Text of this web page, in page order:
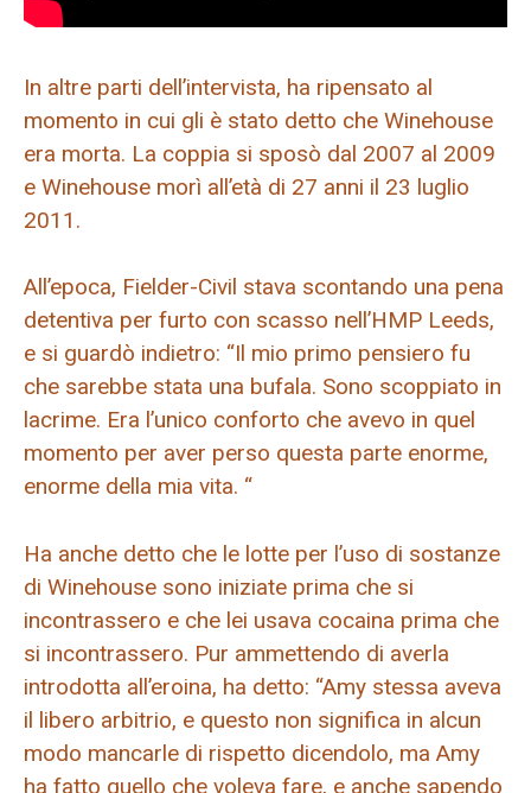
In altre parti dell’intervista, ha ripensato al
momento in cui gli è stato detto che Winehouse
era morta. La coppia si sposò dal 2007 al 2009
e Winehouse morì all’età di 27 anni il 23 luglio
2011.
All’epoca, Fielder-Civil stava scontando una pena
detentiva per furto con scasso nell’HMP Leeds,
e si guardò indietro: “Il mio primo pensiero fu
che sarebbe stata una bufala. Sono scoppiato in
lacrime. Era l’unico conforto che avevo in quel
momento per aver perso questa parte enorme,
enorme della mia vita. “
Ha anche detto che le lotte per l’uso di sostanze
di Winehouse sono iniziate prima che si
incontrassero e che lei usava cocaina prima che
si incontrassero. Pur ammettendo di averla
introdotta all’eroina, ha detto: “Amy stessa aveva
il libero arbitrio, e questo non significa in alcun
modo mancarle di rispetto dicendolo, ma Amy
ha fatto quello che voleva fare, e anche sapendo